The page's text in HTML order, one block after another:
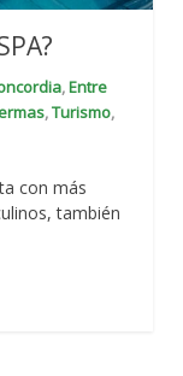
,Entre
,Turismo,
con más
también